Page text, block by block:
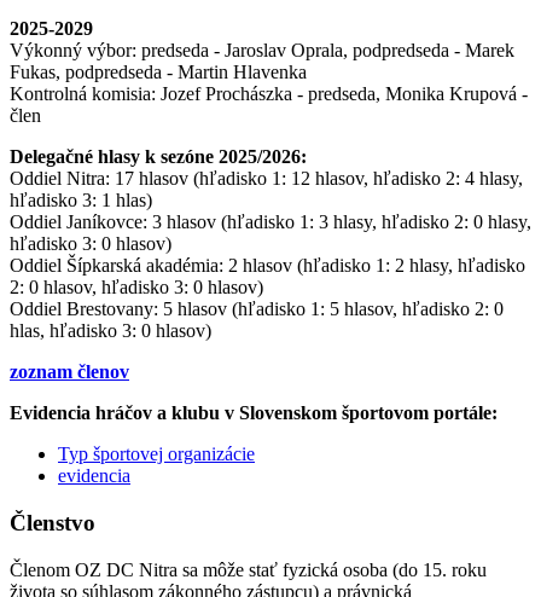
2025-2029
Výkonný výbor: predseda - Jaroslav Oprala, podpredseda - Marek
Fukas, podpredseda - Martin Hlavenka
Kontrolná komisia: Jozef Prochászka - predseda, Monika Krupová -
člen
Delegačné hlasy k sezóne 2025/2026:
Oddiel Nitra: 17 hlasov (hľadisko 1: 12 hlasov, hľadisko 2: 4 hlasy,
hľadisko 3: 1 hlas)
Oddiel Janíkovce: 3 hlasov (hľadisko 1: 3 hlasy, hľadisko 2: 0 hlasy,
hľadisko 3: 0 hlasov)
Oddiel Šípkarská akadémia: 2 hlasov (hľadisko 1: 2 hlasy, hľadisko
2: 0 hlasov, hľadisko 3: 0 hlasov)
Oddiel Brestovany: 5 hlasov (hľadisko 1: 5 hlasov, hľadisko 2: 0
hlas, hľadisko 3: 0 hlasov)
zoznam členov
Evidencia hráčov a klubu v Slovenskom športovom portále:
Typ športovej organizácie
evidencia
Členstvo
Členom OZ DC Nitra sa môže stať fyzická osoba (do 15. roku
života so súhlasom zákonného zástupcu) a právnická